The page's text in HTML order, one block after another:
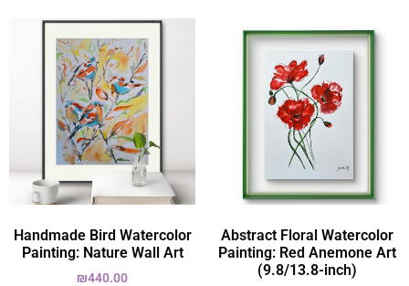
Abstract Floral Watercolor
Painting: Red Anemone Art
(9.8/13.8-inch)
Handmade Bird Watercolor
Painting: Nature Wall Art
₪440.00